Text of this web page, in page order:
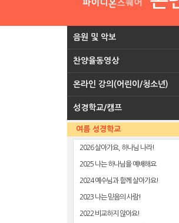
음원 및 악보
찬양율동영상
온라인 강의(어린이/청소년)
성경학교/캠프
여름 성경학교
2026 살아가요, 하나님 나라!
2025 나는 하나님을 예배해요
2024 예수님과 함께 살아가요!
2023 나는 믿음의 사람!
2022 비교하지 않아요!